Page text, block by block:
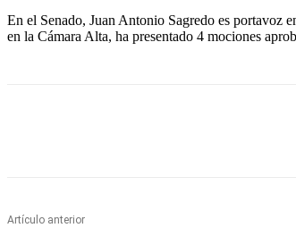
En el Senado, Juan Antonio Sagredo es portavoz
en la Cámara Alta, ha presentado 4 mociones
Artículo anterior